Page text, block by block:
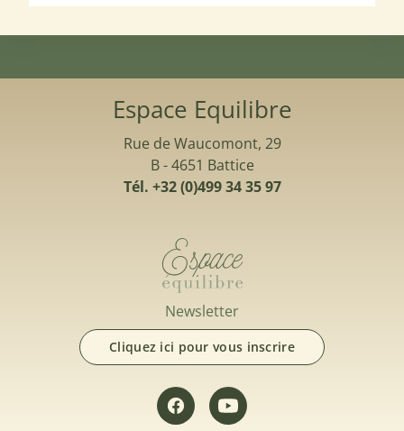
Espace Equilibre
Rue de Waucomont, 29
B - 4651 Battice
Tél. +32 (0)499 34 35 97
Newsletter
Cliquez ici pour vous inscrire